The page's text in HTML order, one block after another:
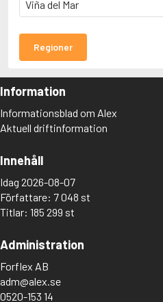
Viña del Mar
Regioner
Information
Informationsblad om Alex
Aktuell driftinformation
Innehåll
Idag 2026-08-07
Författare: 7 048 st
Titlar: 185 299 st
Administration
Forflex AB
adm@alex.se
0520-153 14